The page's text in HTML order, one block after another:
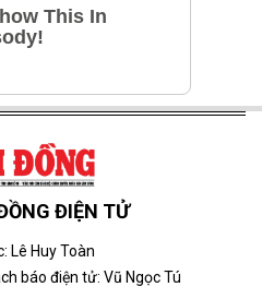
ĐIỆN TỬ
Lê Huy Toàn
báo điện tử: Vũ Ngọc Tú